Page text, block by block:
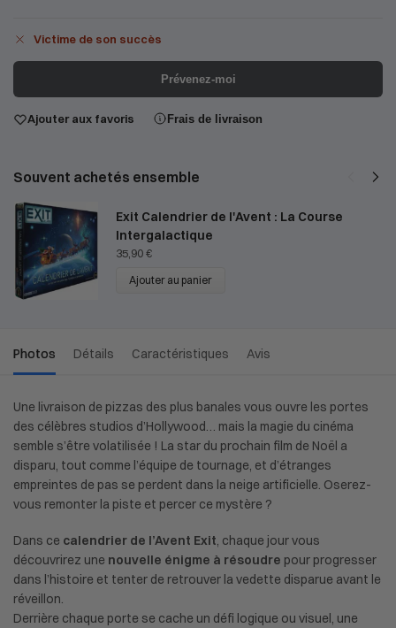
Victime de son succès
Prévenez-moi
Ajouter aux favoris Frais de livraison
Souvent achetés ensemble
Exit Calendrier de l'Avent : La Course
Intergalactique
35,90€
Ajouter au panier
Photos Détails Caractéristiques Avis
Une livraison de pizzas des plus banales vous ouvre les portes
des célèbres studios d’Hollywood… mais la magie du cinéma
semble s’être volatilisée ! La star du prochain film de Noël a
disparu, tout comme l’équipe de tournage, et d’étranges
empreintes de pas se perdent dans la neige artificielle. Oserez-
vous remonter la piste et percer ce mystère ?
Dans ce calendrier de l’Avent Exit, chaque jour vous
découvrirez une nouvelle énigme à résoudre pour progresser
dans l’histoire et tenter de retrouver la vedette disparue avant le
réveillon.
Derrière chaque porte se cache un défi logique ou visuel, une